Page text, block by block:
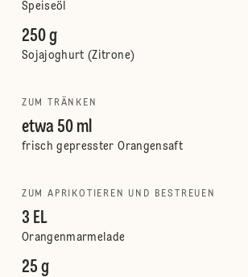
Speiseöl
250 g
Sojajoghurt (Zitrone)
ZUM TRÄNKEN
etwa 50 ml
frisch gepresster Orangensaft
ZUM APRIKOTIEREN UND BESTREUEN
3 EL
Orangenmarmelade
25 g